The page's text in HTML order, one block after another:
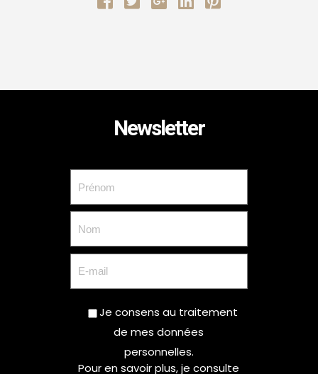
Newsletter
Je consens au traitement
de mes données
personnelles.
Pour en savoir plus, je consulte